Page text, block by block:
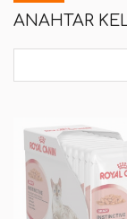
ANAHTAR